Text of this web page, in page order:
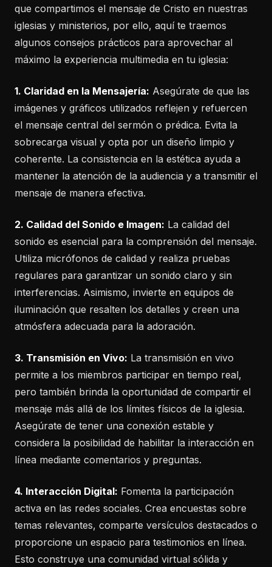
que compartimos el mensaje de Cristo en nuestras
iglesias y ministerios, por ello, aquí te traemos
algunos consejos prácticos para aprovechar al
máximo la experiencia multimedia en tu iglesia:
1. Claridad en la Mensajería: Asegúrate de que las
imágenes y gráficos utilizados reflejen y refuercen
el mensaje central del sermón o prédica. Evita la
sobrecarga visual y opta por un diseño limpio y
coherente. La consistencia en la estética ayuda a
mantener la atención de la audiencia y a transmitir el
mensaje de manera efectiva.
2. Calidad del Sonido e Imagen: La calidad del
sonido es esencial para la comprensión del mensaje.
Utiliza micrófonos de calidad y realiza pruebas
regulares para garantizar un sonido claro y sin
interferencias. Asimismo, invierte en equipos de
iluminación que resalten los detalles y creen una
atmósfera adecuada para la adoración.
3. Transmisión en Vivo: La transmisión en vivo
permite a los miembros participar en tiempo real,
pero también brinda la oportunidad de compartir el
mensaje más allá de los límites físicos de la iglesia.
Asegúrate de tener una conexión estable y
considera la posibilidad de habilitar la interacción en
línea mediante comentarios y preguntas.
4. Interacción Digital: Fomenta la participación
activa en las redes sociales. Crea encuestas sobre
temas relevantes, comparte versículos destacados o
proporcione un espacio para testimonios en línea.
Esto construye una comunidad virtual sólida y